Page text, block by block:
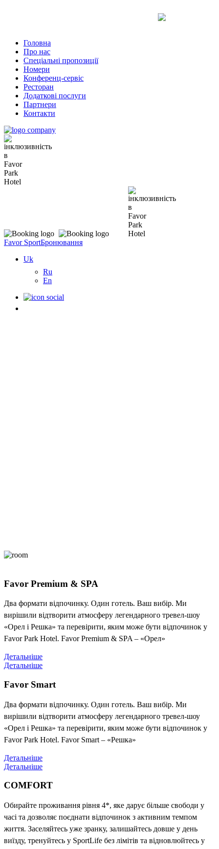
Головна
Про нас
Спеціальні пропозиції
Номери
Конференц-сервіс
Ресторан
Додаткові послуги
Партнери
Контакти
Favor SportБронювання
Uk
Ru
En
Favor Premium & SPA
Два формати відпочинку. Один готель. Ваш вибір. Ми
вирішили відтворити атмосферу легендарного тревел-шоу
«Орел і Решка» та перевірити, яким може бути відпочинок у
Favor Park Hotel. Favor Premium & SPA – «Орел»
Детальніше
Детальніше
Favor Smart
Два формати відпочинку. Один готель. Ваш вибір. Ми
вирішили відтворити атмосферу легендарного тревел-шоу
«Орел і Решка» та перевірити, яким може бути відпочинок у
Favor Park Hotel. Favor Smart – «Решка»
Детальніше
Детальніше
COMFORT
Обирайте проживання рівня 4*, яке дарує більше свободи у
часі та дозволяє поєднати відпочинок з активним темпом
життя. Заселяйтесь уже зранку, залишайтесь довше у день
виїзду, тренуйтесь у SportLife без лімітів та відновлюйтесь у